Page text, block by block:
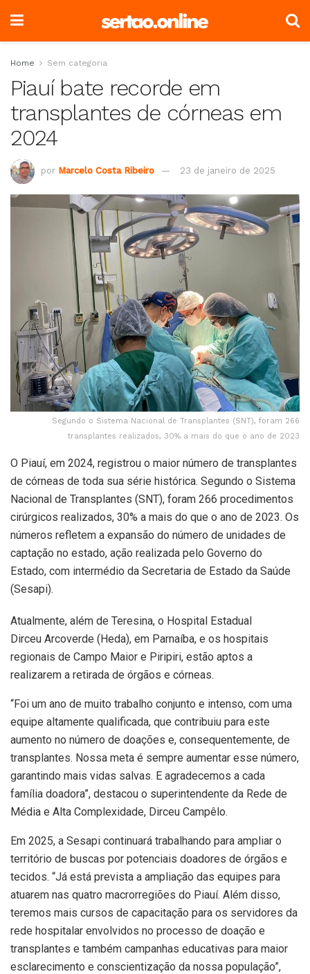
Home Sem categoria
Piauí bate recorde em
transplantes de córneas em
2024
por Marcelo Costa Ribeiro 23 de janeiro de 2025
Segundo o Sistema Nacional de Transplantes (SNT), foram 266
transplantes realizados, 30% a mais do que o ano de 2023
O Piauí, em 2024, registrou o maior número de transplantes
de córneas de toda sua série histórica. Segundo o Sistema
Nacional de Transplantes (SNT), foram 266 procedimentos
cirúrgicos realizados, 30% a mais do que o ano de 2023. Os
números refletem a expansão do número de unidades de
captação no estado, ação realizada pelo Governo do
Estado, com intermédio da Secretaria de Estado da Saúde
(Sesapi).
Atualmente, além de Teresina, o Hospital Estadual
Dirceu Arcoverde (Heda), em Parnaíba, e os hospitais
regionais de Campo Maior e Piripiri, estão aptos a
realizarem a retirada de órgãos e córneas.
“Foi um ano de muito trabalho conjunto e intenso, com uma
equipe altamente qualificada, que contribuiu para este
aumento no número de doações e, consequentemente, de
transplantes. Nossa meta é sempre aumentar esse número,
garantindo mais vidas salvas. E agradecemos a cada
família doadora”, destacou o superintendente da Rede de
Média e Alta Complexidade, Dirceu Campêlo.
Em 2025, a Sesapi continuará trabalhando para ampliar o
território de buscas por potenciais doadores de órgãos e
tecidos. “Já está prevista a ampliação das equipes para
atuarem nas quatro macrorregiões do Piauí. Além disso,
teremos mais cursos de capacitação para os servidores da
rede hospitalar envolvidos no processo de doação e
transplantes e também campanhas educativas para maior
esclarecimento e conscientização da nossa população”,